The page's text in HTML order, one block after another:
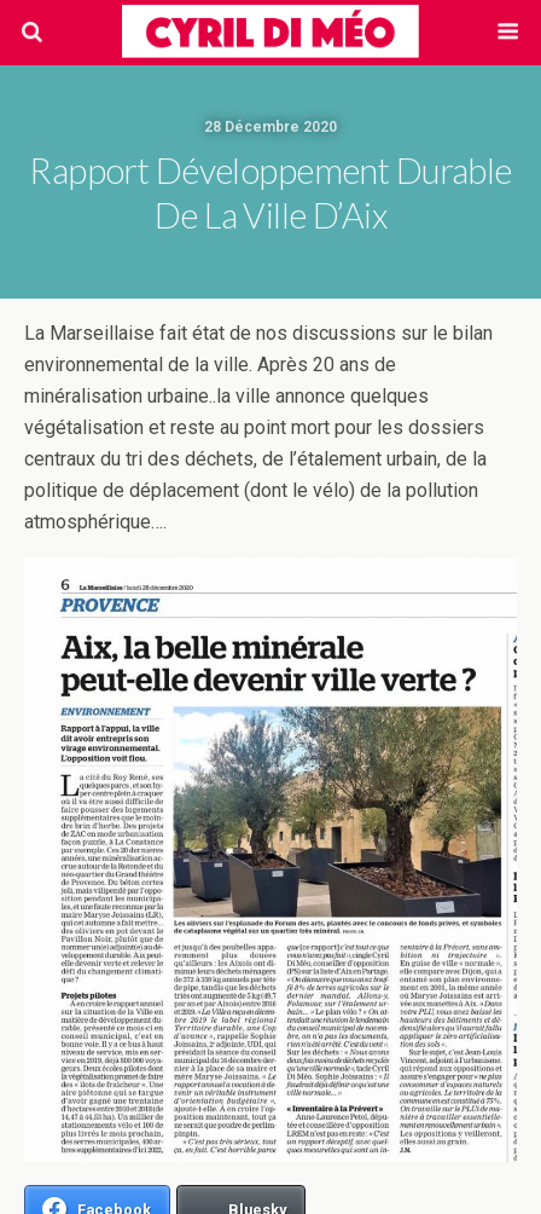
28 Décembre 2020
Rapport Développement Durable
De La Ville D’Aix
La Marseillaise fait état de nos discussions sur le bilan
environnemental de la ville. Après 20 ans de
minéralisation urbaine..la ville annonce quelques
végétalisation et reste au point mort pour les dossiers
centraux du tri des déchets, de l’étalement urbain, de la
politique de déplacement (dont le vélo) de la pollution
atmosphérique….
Facebook Bluesky